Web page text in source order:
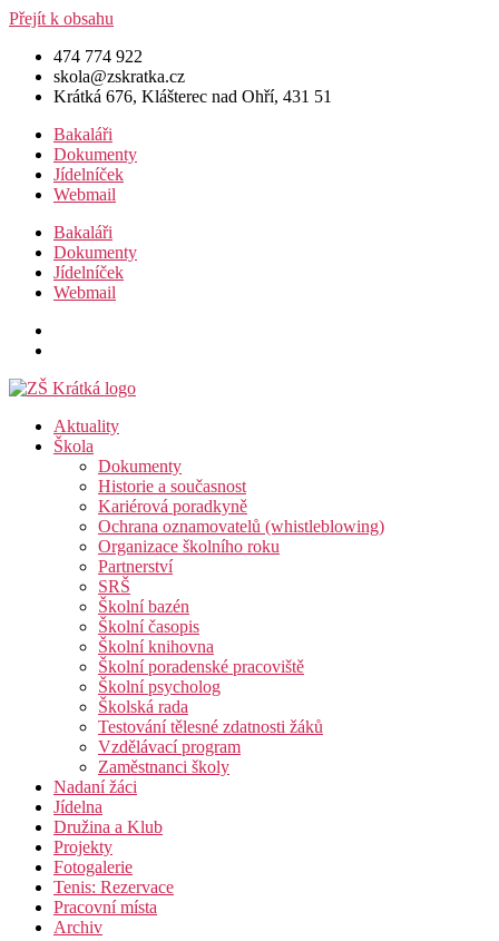
Přejít k obsahu
474 774 922
skola@zskratka.cz
Krátká 676, Klášterec nad Ohří, 431 51
Bakaláři
Dokumenty
Jídelníček
Webmail
Bakaláři
Dokumenty
Jídelníček
Webmail
Aktuality
Škola
Dokumenty
Historie a současnost
Kariérová poradkyně
Ochrana oznamovatelů (whistleblowing)
Organizace školního roku
Partnerství
SRŠ
Školní bazén
Školní časopis
Školní knihovna
Školní poradenské pracoviště
Školní psycholog
Školská rada
Testování tělesné zdatnosti žáků
Vzdělávací program
Zaměstnanci školy
Nadaní žáci
Jídelna
Družina a Klub
Projekty
Fotogalerie
Tenis: Rezervace
Pracovní místa
Archiv